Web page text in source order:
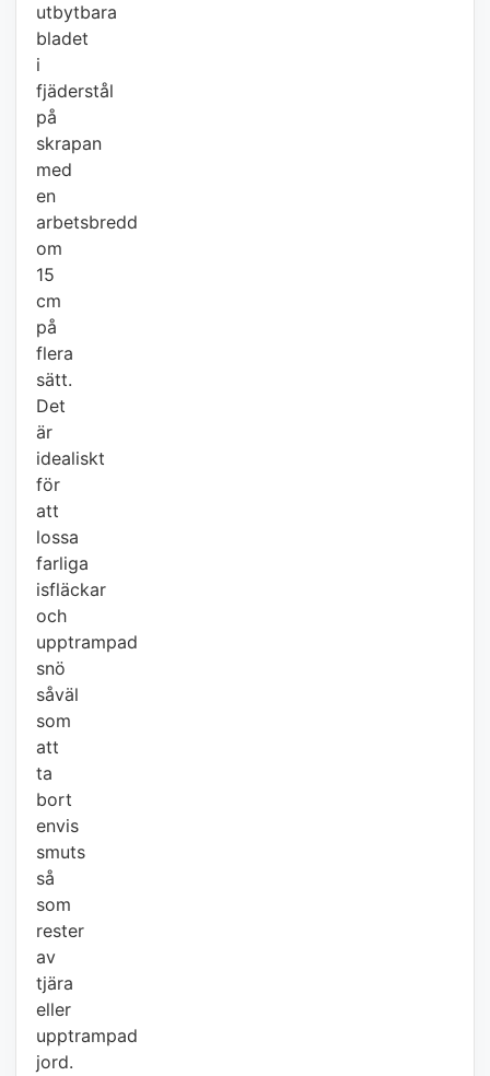
utbytbara
bladet
i
fjäderstål
på
skrapan
med
en
arbetsbredd
om
15
cm
på
flera
sätt.
Det
är
idealiskt
för
att
lossa
farliga
isfläckar
och
upptrampad
snö
såväl
som
att
ta
bort
envis
smuts
så
som
rester
av
tjära
eller
upptrampad
jord.